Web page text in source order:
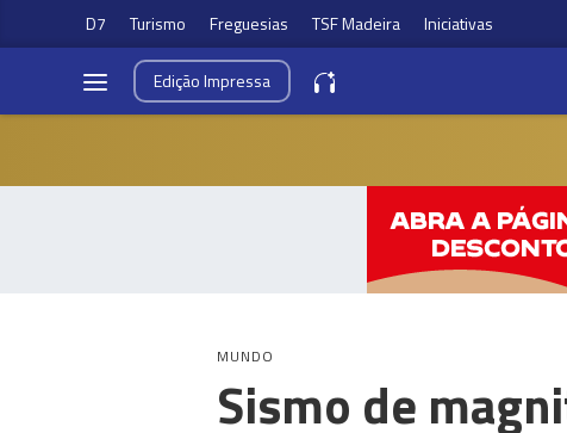
D7 Turismo Freguesias TSF Madeira Iniciativas
EdiçãoImpressa
MUNDO
Sismo de